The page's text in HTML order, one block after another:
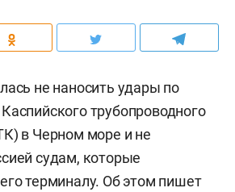
не наносить удары по
трубопроводного
в Черном море и не
судам, которые
терминалу. Об этом пишет